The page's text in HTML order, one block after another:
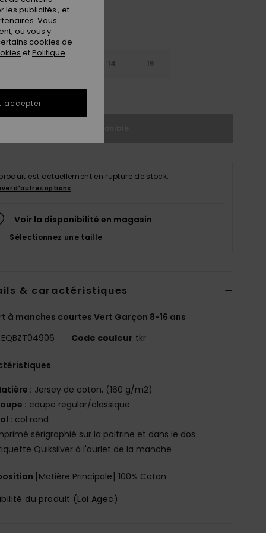
14 16
le Guide des tailles
est actuellement en rupture de stock.
d'autres options
Voir la disponibilité en magasin
Sélectionnez une taille
& caractéristiques
à manches courtes Vert Garçon 8-16 ans
EQBZT04906 Code couleur tkr
: Jersey de coton, (160 g/m2)
: coupe regular/classique
: col rond
sérigraphié sur la poitrine et dans le dos
Quiksilver à l'ourlet de la manche
[Matière Principale] 100% Coton
du produit (Loi Agec)
les publicités ; et
Vous
ou vous y
cookies de
etPolitique
accepter